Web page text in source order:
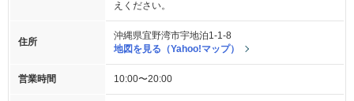
えください。
住所
沖縄県宜野湾市宇地泊1-1-8
地図を見る（Yahoo!マップ）
営業時間 10:00〜20:00